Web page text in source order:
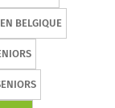
BELGIQUE